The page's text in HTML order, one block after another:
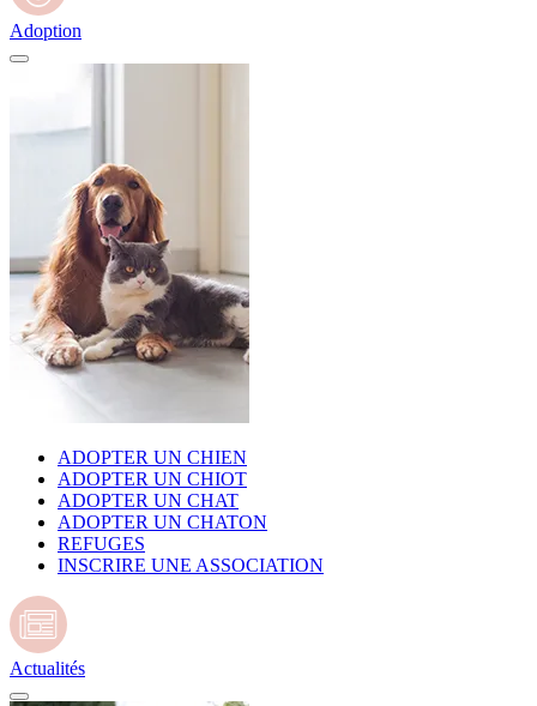
Adoption
ADOPTER UN CHIEN
ADOPTER UN CHIOT
ADOPTER UN CHAT
ADOPTER UN CHATON
REFUGES
INSCRIRE UNE ASSOCIATION
Actualités